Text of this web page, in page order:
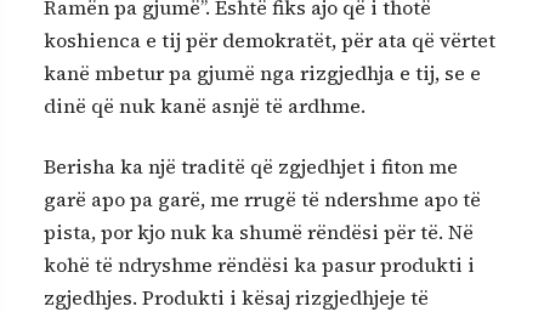
Ramën pa gjumë”. Është fiks ajo që i thotë
koshienca e tij për demokratët, për ata që vërtet
kanë mbetur pa gjumë nga rizgjedhja e tij, se e
dinë që nuk kanë asnjë të ardhme.
Berisha ka një traditë që zgjedhjet i fiton me
garë apo pa garë, me rrugë të ndershme apo të
pista, por kjo nuk ka shumë rëndësi për të. Në
kohë të ndryshme rëndësi ka pasur produkti i
zgjedhjes. Produkti i kësaj rizgjedhjeje të